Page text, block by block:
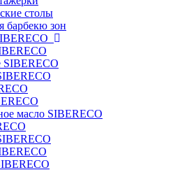
столы
барбекю зон
SIBERECO
масло SIBERECO